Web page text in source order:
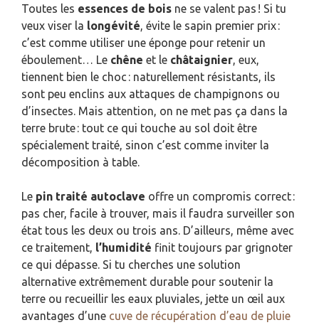
Toutes les essences de bois ne se valent pas ! Si tu
veux viser la longévité, évite le sapin premier prix :
c’est comme utiliser une éponge pour retenir un
éboulement… Le chêne et le châtaignier, eux,
tiennent bien le choc : naturellement résistants, ils
sont peu enclins aux attaques de champignons ou
d’insectes. Mais attention, on ne met pas ça dans la
terre brute : tout ce qui touche au sol doit être
spécialement traité, sinon c’est comme inviter la
décomposition à table.
Le pin traité autoclave offre un compromis correct :
pas cher, facile à trouver, mais il faudra surveiller son
état tous les deux ou trois ans. D’ailleurs, même avec
ce traitement, l’humidité finit toujours par grignoter
ce qui dépasse. Si tu cherches une solution
alternative extrêmement durable pour soutenir la
terre ou recueillir les eaux pluviales, jette un œil aux
avantages d’une cuve de récupération d’eau de pluie